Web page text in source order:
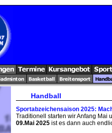
Handball
Sportabzeichensaison 2025:
Traditionell starten wir Anfang Mai
09.Mai 2025 ist es dann auch